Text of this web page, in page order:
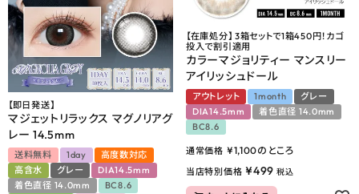
【即日発送】
マジェットリラックス マグノリアグ
レー 14.5mm
送料無料 1day
高度数対応
高含水
グレー
DIA14.5mm
着色直径 14.0mm
BC8.6
【在庫処分】 3箱セットで1箱450円！カゴ
投入で割引適用
カラーマジョリティー マンスリー
アイリッシュドール
アウトレット 1month
グレー
DIA14.5mm
着色直径 14.0mm
BC8.6
通常価格 ¥1,100のところ
当店特別価格 ¥499 税込